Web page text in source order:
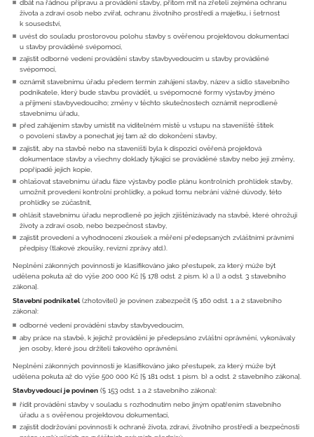
dbát na řádnou přípravu a provádění stavby, přitom mít na zřeteli zejména ochranu
života a zdraví osob nebo zvířat, ochranu životního prostředí a majetku, i šetrnost
k sousedství,
uvést do souladu prostorovou polohu stavby s ověřenou projektovou dokumentací
u stavby prováděné svépomocí,
zajistit odborné vedení provádění stavby stavbyvedoucím u stavby prováděné
svépomocí,
oznámit stavebnímu úřadu předem termín zahájení stavby, název a sídlo stavebního
podnikatele, který bude stavbu provádět, u svépomocné formy výstavby jméno
a příjmení stavbyvedoucího; změny v těchto skutečnostech oznámit neprodleně
stavebnímu úřadu,
před zahájením stavby umístit na viditelném místě u vstupu na staveniště štítek
o povolení stavby a ponechat jej tam až do dokončení stavby,
zajistit, aby na stavbě nebo na staveništi byla k dispozici ověřená projektová
dokumentace stavby a všechny doklady týkající se prováděné stavby nebo její změny,
popřípadě jejich kopie,
ohlašovat stavebnímu úřadu fáze výstavby podle plánu kontrolních prohlídek stavby,
umožnit provedení kontrolní prohlídky, a pokud tomu nebrání vážné důvody, této
prohlídky se zúčastnit,
ohlásit stavebnímu úřadu neprodleně po jejich zjištěnízávady na stavbě, které ohrožují
životy a zdraví osob, nebo bezpečnost stavby,
zajistit provedení a vyhodnocení zkoušek a měření předepsaných zvláštními právními
předpisy (tlakové zkoušky, revizní zprávy atd.).
Neplnění zákonných povinností je klasifikováno jako přestupek, za který může být
udělena pokuta až do výše 200 000 Kč [§ 178 odst. 2 písm. k) a l) a odst. 3 stavebního
zákona].
Stavební podnikatel (zhotovitel) je povinen zabezpečit (§ 160 odst. 1 a 2 stavebního
zákona):
odborné vedení provádění stavby stavbyvedoucím,
aby práce na stavbě, k jejichž provádění je předepsáno zvláštní oprávnění, vykonávaly
jen osoby, které jsou držiteli takového oprávnění.
Neplnění zákonných povinností je klasifikováno jako přestupek, za který může být
udělena pokuta až do výše 500 000 Kč [§ 181 odst. 1 písm. b) a odst. 2 stavebního zákona].
Stavbyvedoucí je povinen (§ 153 odst. 1 a 2 stavebního zákona):
řídit provádění stavby v souladu s rozhodnutím nebo jiným opatřením stavebního
úřadu a s ověřenou projektovou dokumentací,
zajistit dodržování povinností k ochraně života, zdraví, životního prostředí a bezpečnosti